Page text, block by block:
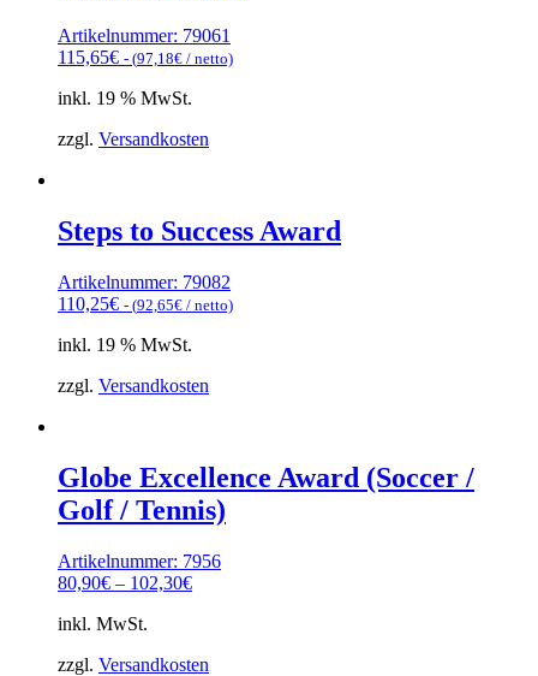
Artikelnummer: 79061
115,65€ - (97,18€ / netto)
inkl. 19 % MwSt.
zzgl. Versandkosten
Steps to Success Award
Artikelnummer: 79082
110,25€ - (92,65€ / netto)
inkl. 19 % MwSt.
zzgl. Versandkosten
Globe Excellence Award (Soccer /
Golf / Tennis)
Artikelnummer: 7956
80,90€ – 102,30€
inkl. MwSt.
zzgl. Versandkosten